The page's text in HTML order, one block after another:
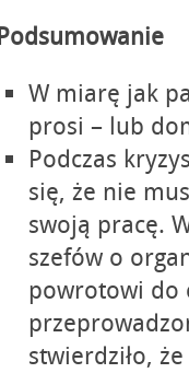
Podsumowanie
W miarę jak
prosi – lub
Podczas
się, że nie
swoją pracę.
szefów o
powrotowi do
stwierdziło,